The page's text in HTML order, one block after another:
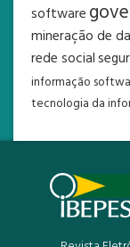
software
mineração de
rede social
informação
tecnologia da